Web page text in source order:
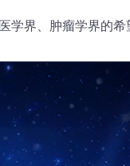
学界、肿瘤学界的希